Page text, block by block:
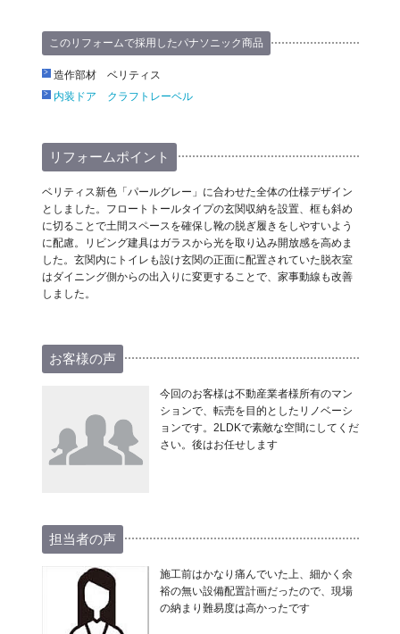
このリフォームで採用したパナソニック商品
造作部材 ベリティス
内装ドア クラフトレーベル
リフォームポイント
ベリティス新色「パールグレー」に合わせた全体の仕様デザイン
としました。フロートトールタイプの玄関収納を設置、框も斜め
に切ることで土間スペースを確保し靴の脱ぎ履きをしやすいよう
に配慮。リビング建具はガラスから光を取り込み開放感を高めま
した。玄関内にトイレも設け玄関の正面に配置されていた脱衣室
はダイニング側からの出入りに変更することで、家事動線も改善
しました。
お客様の声
今回のお客様は不動産業者様所有のマン
ションで、転売を目的としたリノベーシ
ョンです。2LDKで素敵な空間にしてくだ
さい。後はお任せします
担当者の声
施工前はかなり痛んでいた上、細かく余
裕の無い設備配置計画だったので、現場
の納まり難易度は高かったです